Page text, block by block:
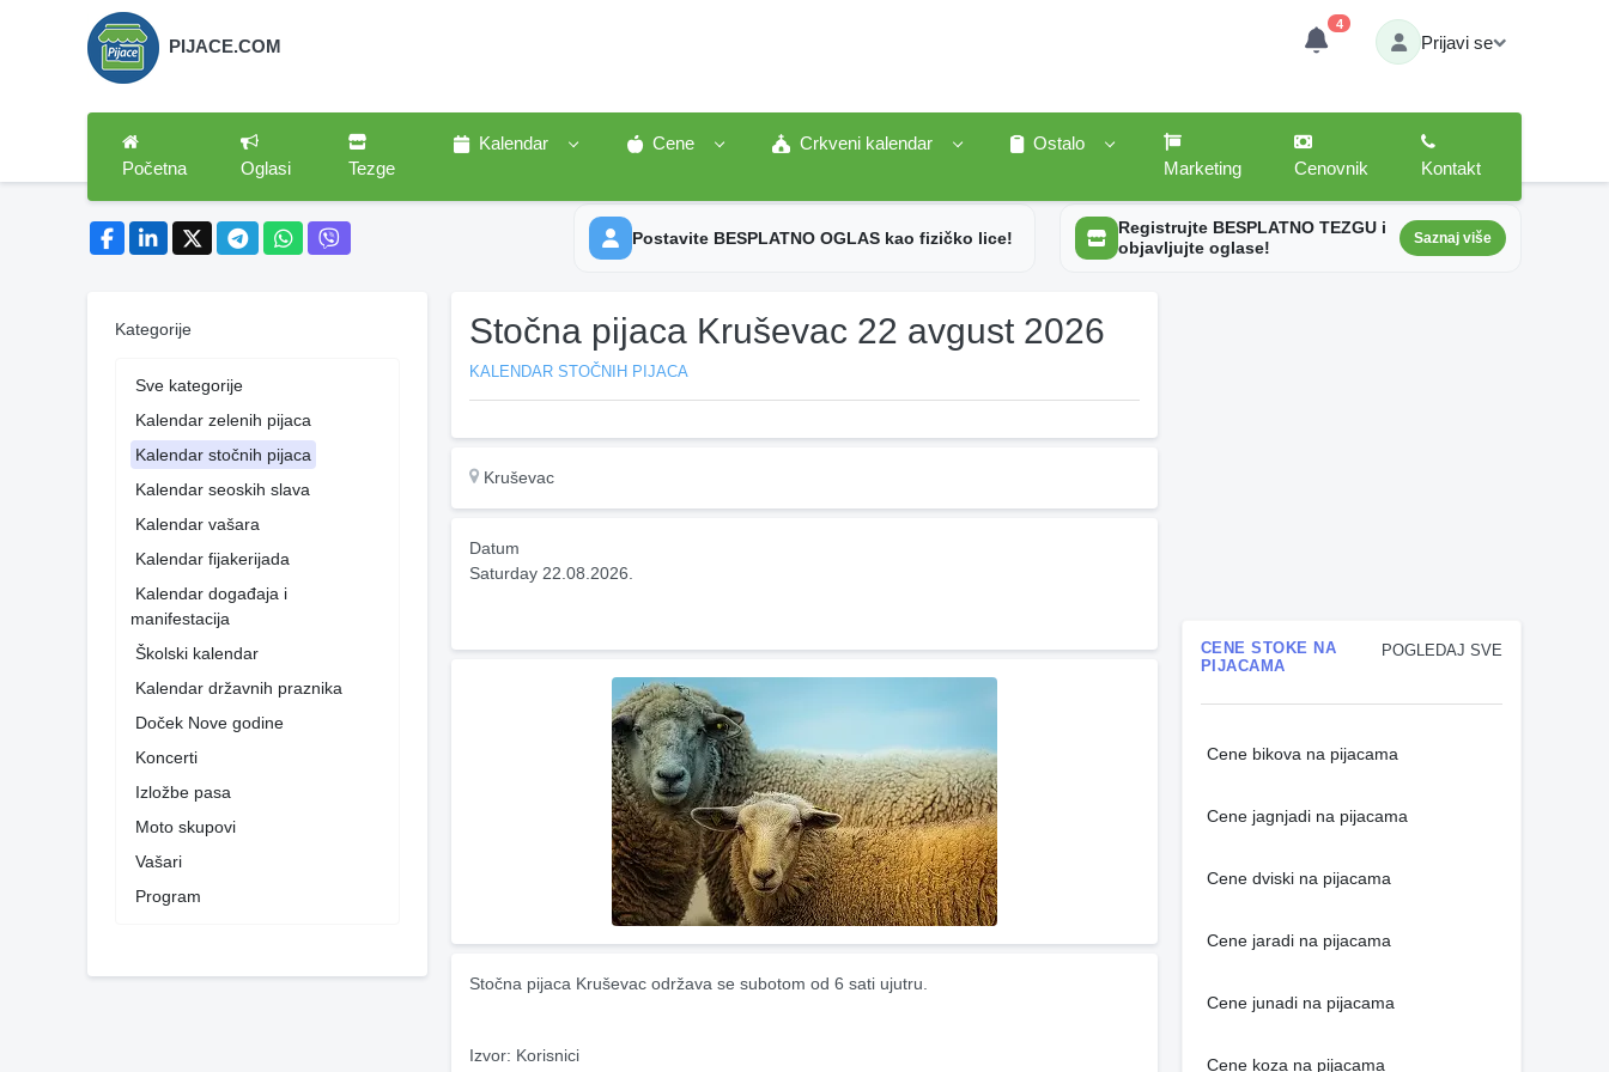
PIJACE.COM
4
Prijavi se
Početna Oglasi Tezge
Kalendar Cene Crkveni kalendar
Ostalo
Marketing
Cenovnik Kontakt
Postavite BESPLATNO OGLAS kao fizičko lice!
Registrujte BESPLATNO TEZGU i
objavljujte oglase!
Saznaj više
Kategorije
Sve kategorije
Kalendar zelenih pijaca
Kalendar stočnih pijaca
Kalendar seoskih slava
Kalendar vašara
Kalendar fijakerijada
Kalendar događaja i
manifestacija
Školski kalendar
Kalendar državnih praznika
Doček Nove godine
Koncerti
Izložbe pasa
Moto skupovi
Vašari
Program
Stočna pijaca Kruševac 22 avgust 2026
KALENDAR STOČNIH PIJACA
Kruševac
Datum
Saturday 22.08.2026.
Stočna pijaca Kruševac održava se subotom od 6 sati ujutru.
Izvor: Korisnici
POGLEDAJ SVE
CENE STOKE NA
PIJACAMA
Cene bikova na pijacama
Cene jagnjadi na pijacama
Cene dviski na pijacama
Cene jaradi na pijacama
Cene junadi na pijacama
Cene koza na pijacama